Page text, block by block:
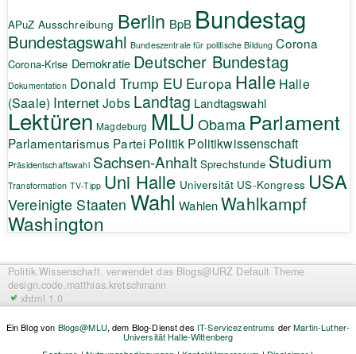
APuZ Ausschreibung Berlin BpB Bundestag
Bundestagswahl Bundeszentrale für politische Bildung Corona
Corona-Krise Demokratie Deutscher Bundestag
Dokumentation Donald Trump EU Europa Halle Halle
(Saale) InternetJobs Landtag Landtagswahl
Lektüren Magdeburg MLU Obama Parlament
Parlamentarismus Partei Politik Politikwissenschaft
Präsidentschaftswahl Sachsen-Anhalt Sprechstunde Studium
Transformation TV-Tipp Uni Halle Universität US-Kongress USA
Vereinigte Staaten Wahl Wahlen Wahlkampf
Washington
Politik.Wissenschaft. verwendet das Blogs@URZ Default Theme
design.code.matthias.kretschmann
xhtml 1.0
Ein Blog von Blogs@MLU, dem Blog-Dienst des IT-Servicezentrums derMartin-Luther-
Universität Halle-Wittenberg